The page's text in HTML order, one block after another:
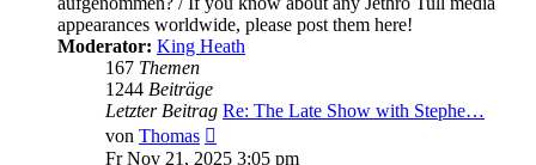
appearances worldwide, please post them here!
Moderator: King Heath
167 Themen
1244 Beiträge
Letzter Beitrag Re: The Late Show with Stephe…
von Thomas
Beitrag
Fr Nov 21, 2025 3:05 pm